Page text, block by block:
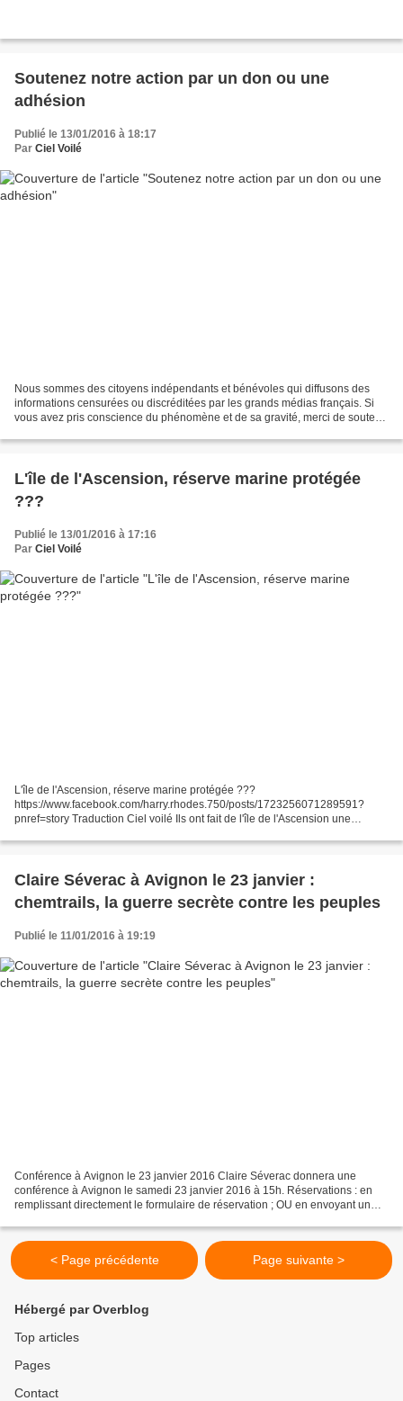
Soutenez notre action par un don ou une
adhésion
Publié le 13/01/2016 à 18:17
Par Ciel Voilé
Nous sommes des citoyens indépendants et bénévoles qui diffusons des
informations censurées ou discréditées par les grands médias français. Si
vous avez pris conscience du phénomène et de sa gravité, merci de soutenir
L'île de l'Ascension, réserve marine protégée
???
Publié le 13/01/2016 à 17:16
Par Ciel Voilé
L'île de l'Ascension, réserve marine protégée ???
https://www.facebook.com/harry.rhodes.750/posts/1723256071289591?
pnref=story Traduction Ciel voilé Ils ont fait de l'île de l'Ascension une
Claire Séverac à Avignon le 23 janvier :
chemtrails, la guerre secrète contre les peuples
Publié le 11/01/2016 à 19:19
Conférence à Avignon le 23 janvier 2016 Claire Séverac donnera une
conférence à Avignon le samedi 23 janvier 2016 à 15h. Réservations : en
remplissant directement le formulaire de réservation ; OU en envoyant un
< Page précédente Page suivante >
Hébergé par Overblog
Top articles
Pages
Contact